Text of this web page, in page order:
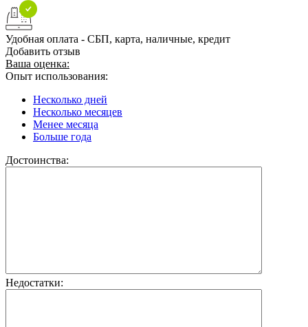
Удобная оплата - СБП, карта, наличные, кредит
Добавить отзыв
Ваша оценка:
Опыт использования:
Несколько дней
Несколько месяцев
Менее месяца
Больше года
Достоинства:
Недостатки: